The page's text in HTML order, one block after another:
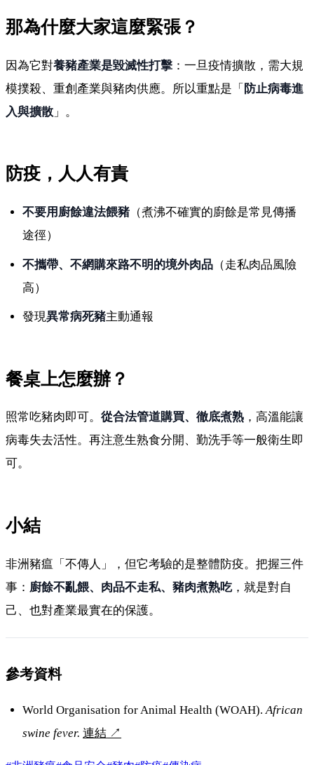
那為什麼大家這麼緊張？
因為它對養豬產業是毀滅性打擊 ：一旦疫情擴散，需大規
模撲殺、重創產業與豬肉供應。所以重點是「 防止病毒進
入與擴散 」。
防疫，人人有責
不要用廚餘違法餵豬 （煮沸不確實的廚餘是常見傳播
途徑）
不攜帶、不網購來路不明的境外肉品 （走私肉品風險
高）
發現異常病死豬主動通報
餐桌上怎麼辦？
照常吃豬肉即可。 從合法管道購買、徹底煮熟 ，高溫能讓
病毒失去活性。再注意生熟食分開、勤洗手等一般衛生即
可。
小結
非洲豬瘟「不傳人」，但它考驗的是整體防疫。把握三件
事： 廚餘不亂餵、肉品不走私、豬肉煮熟吃，就是對自
己、也對產業最實在的保護。
參考資料
World Organisation for Animal Health (WOAH).African
swine fever. 連結 ↗